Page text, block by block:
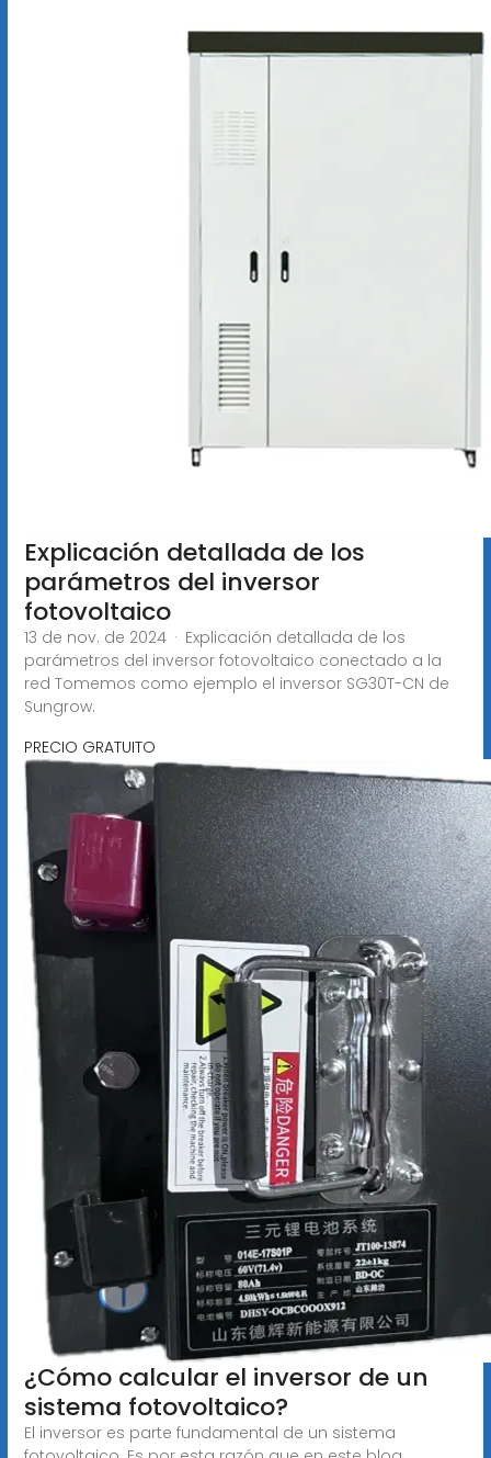
Explicación detallada de los
parámetros del inversor
fotovoltaico
13 de nov. de 2024 · Explicación detallada de los
parámetros del inversor fotovoltaico conectado a la
red Tomemos como ejemplo el inversor SG30T-CN de
Sungrow.
PRECIO GRATUITO
¿Cómo calcular el inversor de un
sistema fotovoltaico?
El inversor es parte fundamental de un sistema